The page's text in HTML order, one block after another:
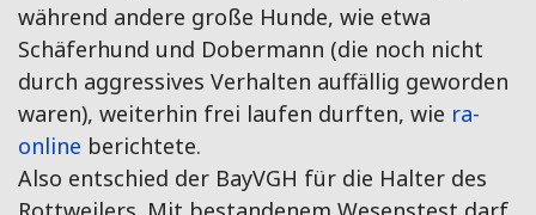
während andere große Hunde, wie etwa
Schäferhund und Dobermann (die noch nicht
durch aggressives Verhalten auffällig geworden
waren), weiterhin frei laufen durften, wie ra-
online berichtete.
Also entschied der BayVGH für die Halter des